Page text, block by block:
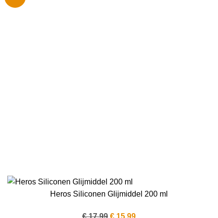
Heros Siliconen Glijmiddel 200 ml
€17.99 Oorspronkelijke
€ 15.99Huidige